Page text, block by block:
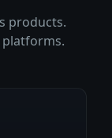
products.